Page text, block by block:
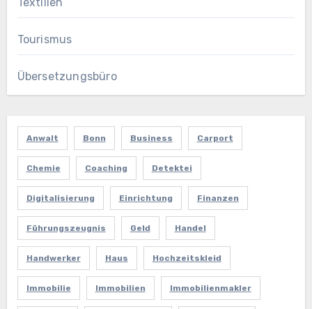
Tourismus
Übersetzungsbüro
Anwalt Bonn Business Carport
Chemie Coaching Detektei
Digitalisierung Einrichtung Finanzen
Führungszeugnis Geld Handel
Handwerker Haus Hochzeitskleid
Immobilie Immobilien Immobilienmakler